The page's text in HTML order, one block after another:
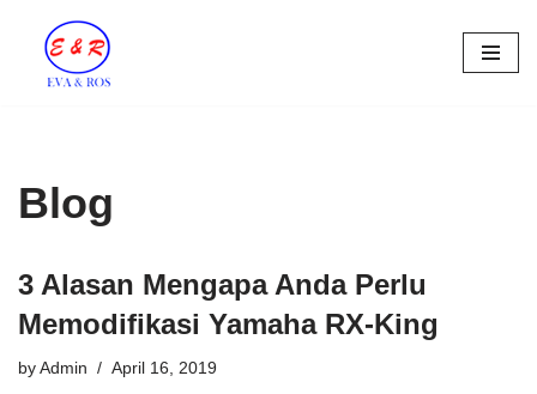
Skip
Blog
3 Alasan Mengapa Anda Perlu
Memodifikasi Yamaha RX-King
by Admin April 16, 2019